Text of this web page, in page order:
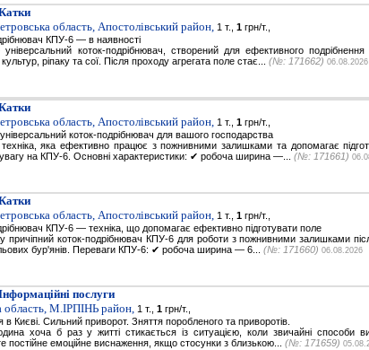
область, Апостолівський район, 1 т., 1 грн/т.,
КПУ-6 — в наявності
коток-подрібнювач, створений для ефективного
ріпаку та сої. Після проходу агрегата поле стає... (№: 171662) 06.08.2026
область, Апостолівський район, 1 т., 1 грн/т.,
коток-подрібнювач для вашого господарства
техніка, яка ефективно працює з пожнивними залишками та допомагає
увагу на КПУ-6. Основні характеристики: ✔ робоча ширина —... (№: 171661)
область, Апостолівський район, 1 т., 1 грн/т.,
КПУ-6 — техніка, що допомагає ефективно підготувати поле
причіпний коток-подрібнювач КПУ-6 для роботи з пожнивними залишками
бур'янів. Переваги КПУ-6: ✔ робоча ширина — 6... (№: 171660) 06.08.2026
послуги
область, М.IРПIНЬ район, 1 т., 1 грн/т.,
в Києві. Сильний приворот. Зняття поробленого та приворотів.
хоча б раз у житті стикається із ситуацією, коли звичайні
постійне емоційне виснаження, якщо стосунки з близькою... (№: 171659)